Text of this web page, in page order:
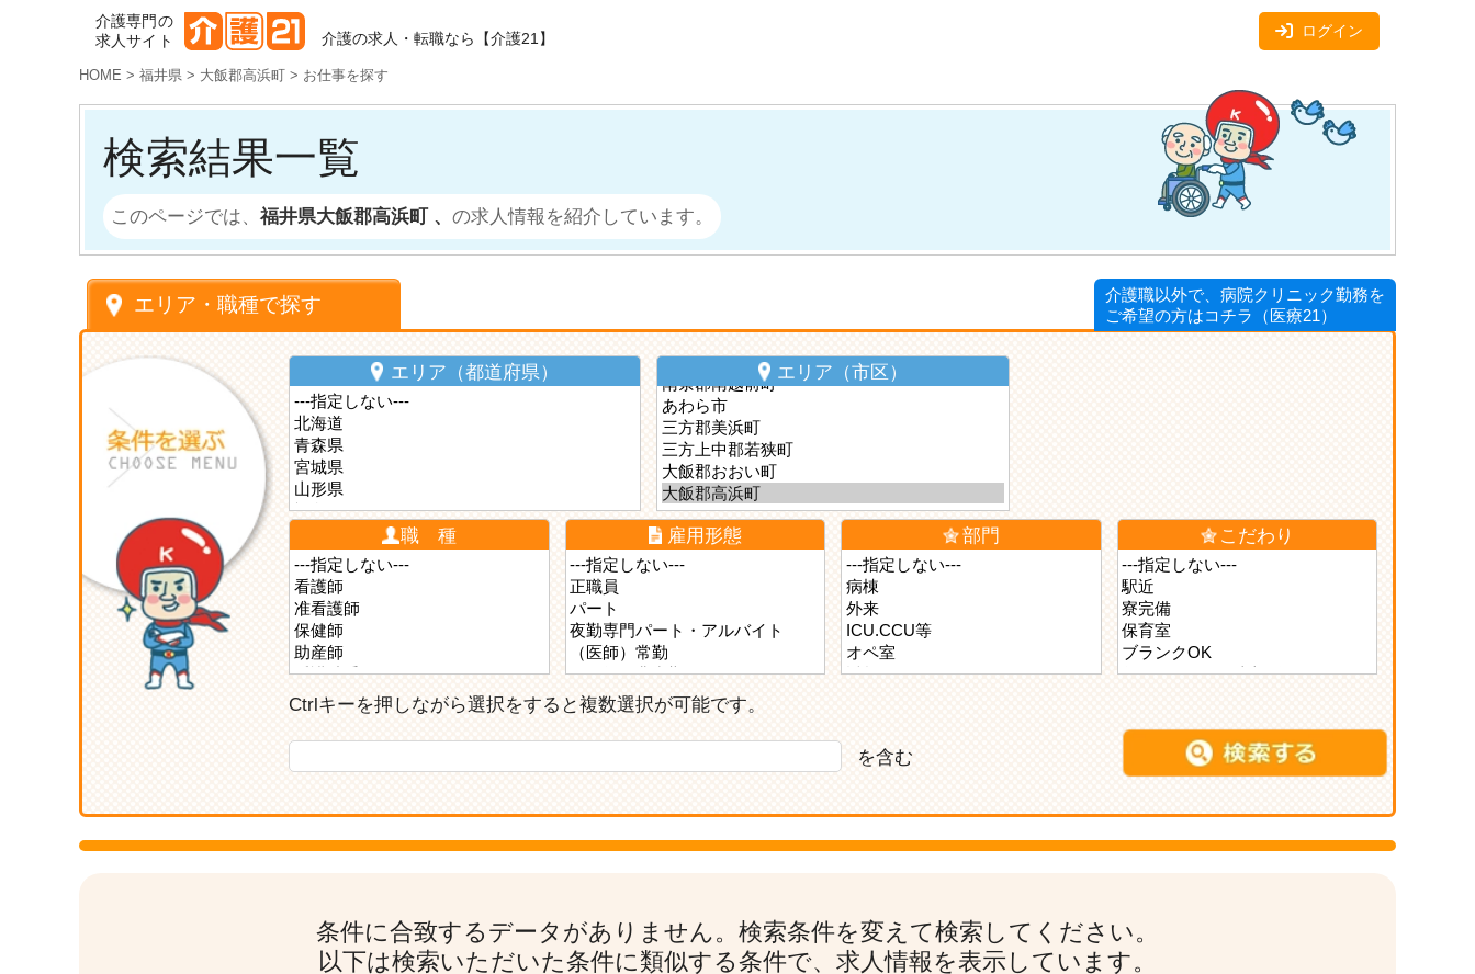
介護専門の
求人サイト
介護の求人・転職なら【介護21】 ログイン
HOME > 福井県 > 大飯郡高浜町 > お仕事を探す
検索結果一覧
このページでは、 福井県大飯郡高浜町 、 の求人情報を紹介しています。
介護職以外で、病院クリニック勤務を
ご希望の方はコチラ（医療21）
エリア・職種で探す
エリア（都道府県） エリア（市区）
職 種 雇用形態 部門 こだわり
Ctrlキーを押しながら選択をすると複数選択が可能です。
を含む
条件に合致するデータがありません。検索条件を変えて検索してください。
以下は検索いただいた条件に類似する条件で、求人情報を表示しています。